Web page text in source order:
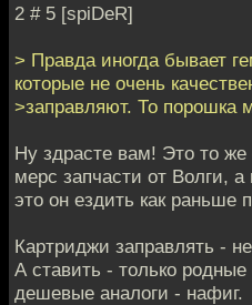
2 # 5 [spiDeR]
> Правда иногда бывает
которые не очень
>заправляют. То порошка
Ну здрасте вам! Это то же
мерс запчасти от Волги,
это он ездить как раньше
Картриджи заправлять -
А ставить - только
дешевые аналоги - нафиг.